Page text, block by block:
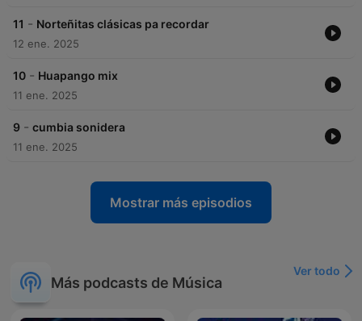
11 - Norteñitas clásicas pa recordar
12 ene. 2025
10 - Huapango mix
11 ene. 2025
9 - cumbia sonidera
11 ene. 2025
Mostrar más episodios
Más podcasts de Música
Ver todo